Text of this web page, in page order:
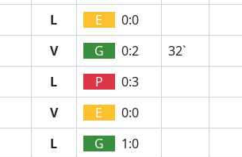
L E
0:0
V G 0:2
32`
L P
0:3
V E
0:0
L G
1:0